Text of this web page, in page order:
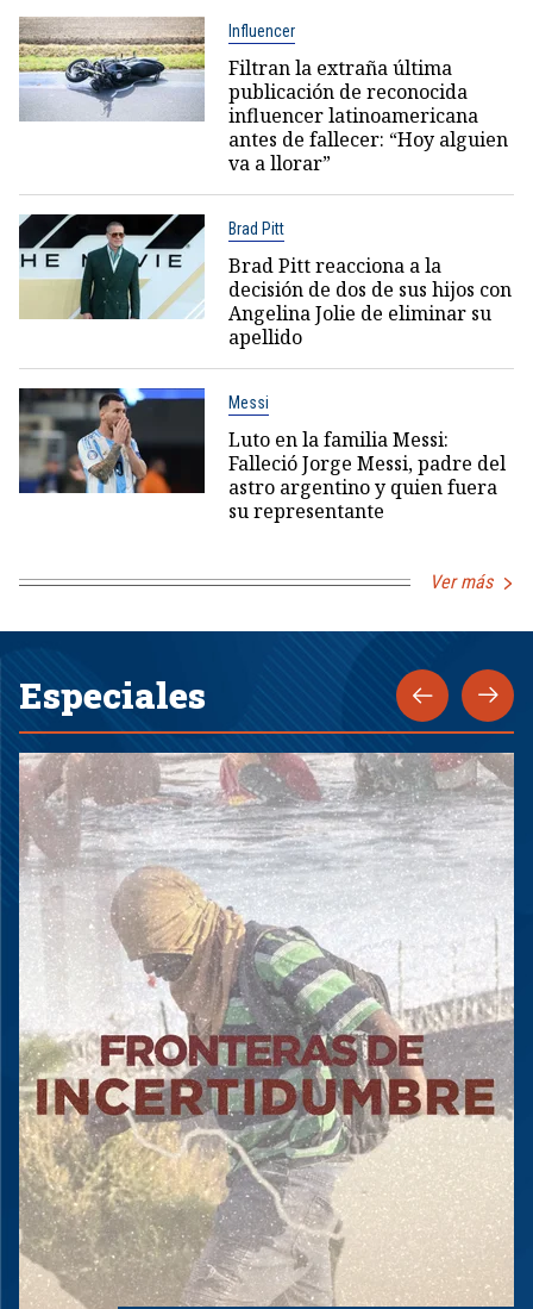
Influencer
Filtran la extraña última
publicación de reconocida
influencer latinoamericana
antes de fallecer: “Hoy alguien
va a llorar”
Brad Pitt
Brad Pitt reacciona a la
decisión de dos de sus hijos con
Angelina Jolie de eliminar su
apellido
Messi
Luto en la familia Messi:
Falleció Jorge Messi, padre del
astro argentino y quien fuera
su representante
Ver más
Especiales